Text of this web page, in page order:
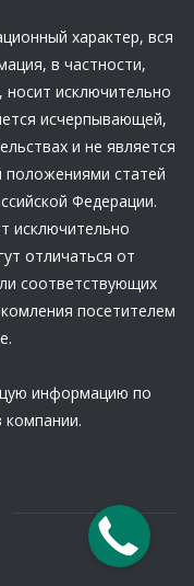
характер, вся
в частности,
исключительно
исчерпывающей,
и не является
статей
Федерации.
исключительно
отличаться от
соответствующих
посетителем
информацию по